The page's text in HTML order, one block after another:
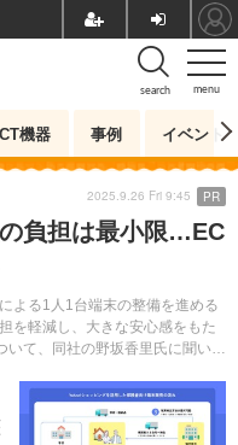
menu
search
機器 事例 イベント
負担は最小限…EC
よる1人1台端末の整備を進める
を軽減し、大きな安心感をもた
いて、同社の野坂香里氏に聞い
2025.9.26 Fri 9:45 PR